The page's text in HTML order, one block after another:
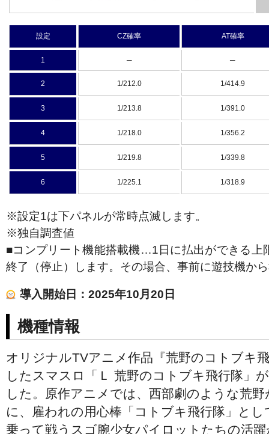
設定 CZ確率 AT確率
1 ─ ─
2 1/212.0 1/414.9
3 1/213.8 1/391.0
4 1/218.0 1/356.2
5 1/219.8 1/339.8
6 1/225.1 1/318.9
※設定1は下パネルが常時点滅します。
※独自調査値
■コンプリート機能搭載機…1日に払出ができる上
終了（停止）します。その場合、事前に遊技機か
導入開始日：2025年10月20日
機種情報
オリジナルTVアニメ作品『荒野のコトブキ
したスマスロ「Ｌ 荒野のコトブキ飛行隊」
した。原作アニメでは、西部劇のような荒
に、雇われの用心棒「コトブキ飛行隊」と
乗って戦うスゴ腕少女パイロットたちの活